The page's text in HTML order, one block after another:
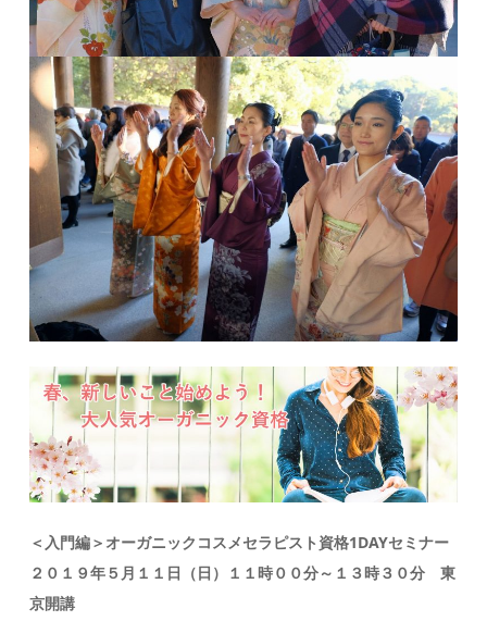
＜入門編＞オーガニックコスメセラピスト資格1DAYセミナー
２０１９年５月１１日（日）１１時００分～１３時３０分 東
京開講